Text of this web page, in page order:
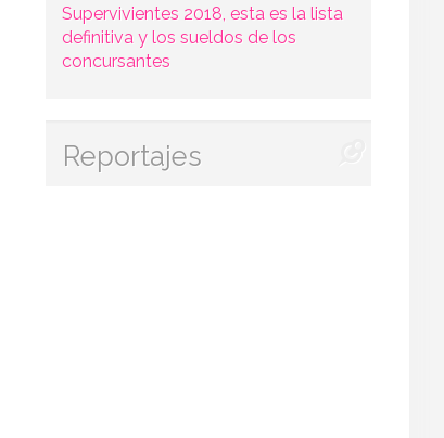
Supervivientes 2018, esta es la lista
definitiva y los sueldos de los
concursantes
Reportajes